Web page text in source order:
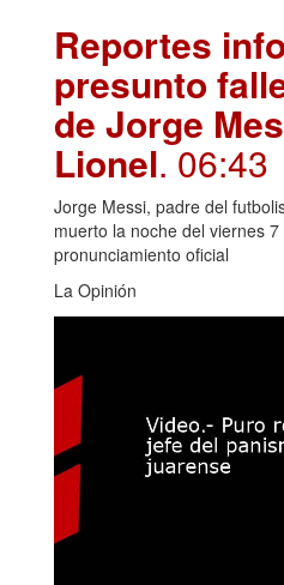
Reportes
presunto
de Jorge
Lionel. 06:43
Jorge Messi, padre del
muerto la noche del viernes
pronunciamiento oficial
La Opinión